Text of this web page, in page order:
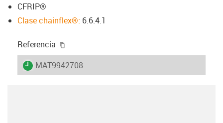
CFRIP®
Clase chainflex®: 6.6.4.1
Referencia
igus-icon-lieferzeit
MAT9942708